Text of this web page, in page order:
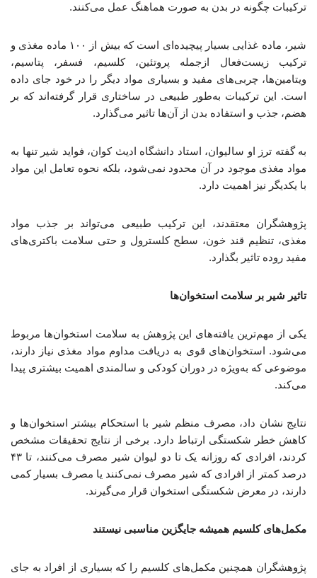
ترکیبات چگونه در بدن به صورت هماهنگ عمل می‌کنند.
شیر، ماده غذایی بسیار پیچیده‌ای است که بیش از ۱۰۰ ماده مغذی و
ترکیب زیست‌فعال ازجمله پروتئین، کلسیم، فسفر، پتاسیم،
ویتامین‌ها، چربی‌های مفید و بسیاری مواد دیگر را در خود جای داده
است. این ترکیبات به‌طور طبیعی در ساختاری قرار گرفته‌اند که بر
هضم، جذب و استفاده بدن از آن‌ها تاثیر می‌گذارد.
به گفته ترز او سالیوان، استاد دانشگاه ادیث کوان، فواید شیر تنها به
مواد مغذی موجود در آن محدود نمی‌شود، بلکه نحوه تعامل این مواد
با یکدیگر نیز اهمیت دارد.
پژوهشگران معتقدند، این ترکیب طبیعی می‌تواند بر جذب مواد
مغذی، تنظیم قند خون، سطح کلسترول و حتی سلامت باکتری‌های
مفید روده تاثیر بگذارد.
تاثیر شیر بر سلامت استخوان‌ها
یکی از مهم‌ترین یافته‌های این پژوهش به سلامت استخوان‌ها مربوط
می‌شود. استخوان‌های قوی به دریافت مداوم مواد مغذی نیاز دارند،
موضوعی که به‌ویژه در دوران کودکی و سالمندی اهمیت بیشتری پیدا
می‌کند.
نتایج نشان داد، مصرف منظم شیر با استحکام بیشتر استخوان‌ها و
کاهش خطر شکستگی ارتباط دارد. برخی از نتایج تحقیقات مشخص
کردند، افرادی که روزانه یک تا دو لیوان شیر مصرف می‌کنند، تا ۴۳
درصد کمتر از افرادی که شیر مصرف نمی‌کنند یا مصرف بسیار کمی
دارند، در معرض شکستگی استخوان قرار می‌گیرند.
مکمل‌های کلسیم همیشه جایگزین مناسبی نیستند
پژوهشگران همچنین مکمل‌های کلسیم را که بسیاری از افراد به جای